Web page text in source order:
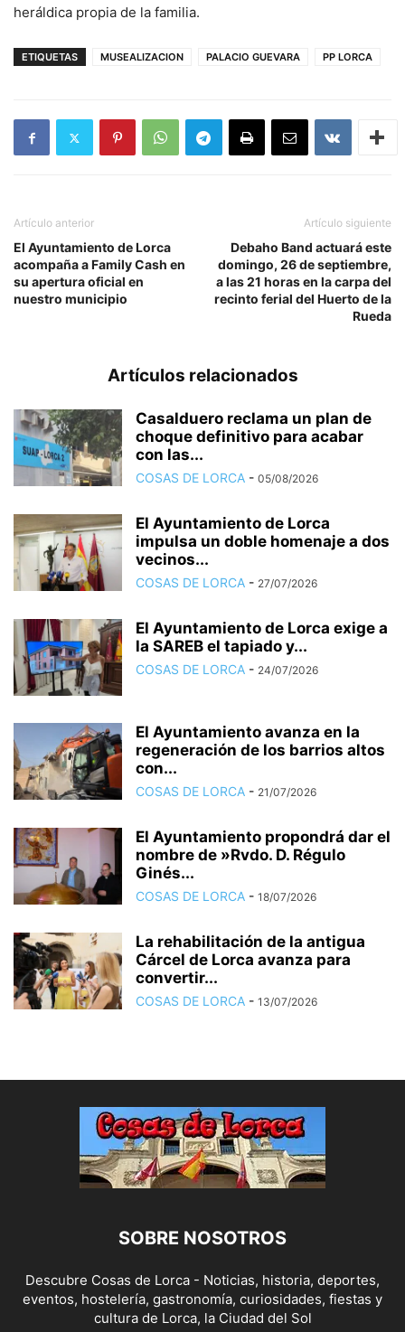
heráldica propia de la familia.
ETIQUETAS MUSEALIZACION PALACIO GUEVARA PP LORCA
Artículo anterior
El Ayuntamiento de Lorca
acompaña a Family Cash en
su apertura oficial en
nuestro municipio
Artículo siguiente
Debaho Band actuará este
domingo, 26 de septiembre,
a las 21 horas en la carpa del
recinto ferial del Huerto de la
Rueda
Artículos relacionados
Casalduero reclama un plan de
choque definitivo para acabar
con las...
COSAS DE LORCA - 05/08/2026
El Ayuntamiento de Lorca
impulsa un doble homenaje a dos
vecinos...
COSAS DE LORCA - 27/07/2026
El Ayuntamiento de Lorca exige a
la SAREB el tapiado y...
COSAS DE LORCA - 24/07/2026
El Ayuntamiento avanza en la
regeneración de los barrios altos
con...
COSAS DE LORCA - 21/07/2026
El Ayuntamiento propondrá dar el
nombre de »Rvdo. D. Régulo
Ginés...
COSAS DE LORCA - 18/07/2026
La rehabilitación de la antigua
Cárcel de Lorca avanza para
convertir...
COSAS DE LORCA - 13/07/2026
SOBRE NOSOTROS
Descubre Cosas de Lorca - Noticias, historia, deportes,
eventos, hostelería, gastronomía, curiosidades, fiestas y
cultura de Lorca, la Ciudad del Sol